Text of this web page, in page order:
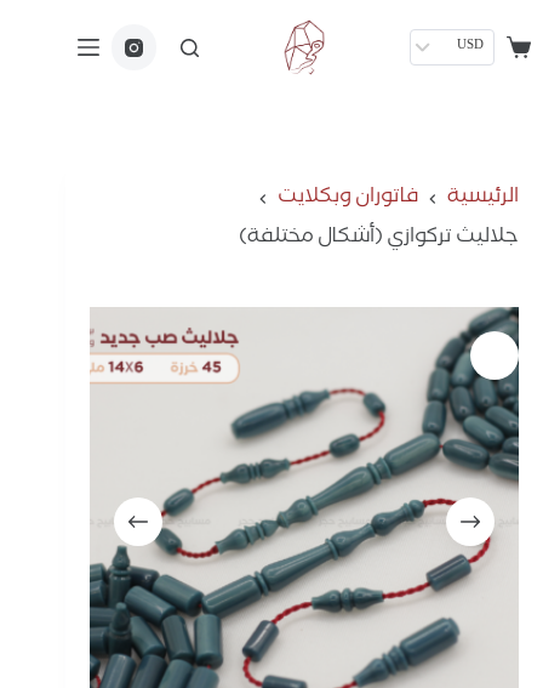
USD
الرئيسية
فاتوران وبكلايت
جلاليث تركوازي (أشكال مختلفة)